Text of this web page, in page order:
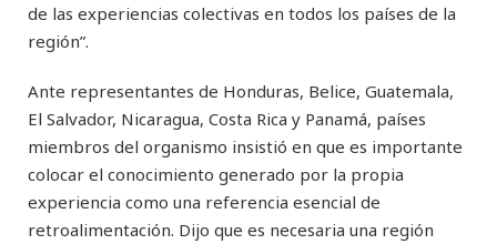
de las experiencias colectivas en todos los países de la
región”.
Ante representantes de Honduras, Belice, Guatemala,
El Salvador, Nicaragua, Costa Rica y Panamá, países
miembros del organismo insistió en que es importante
colocar el conocimiento generado por la propia
experiencia como una referencia esencial de
retroalimentación. Dijo que es necesaria una región